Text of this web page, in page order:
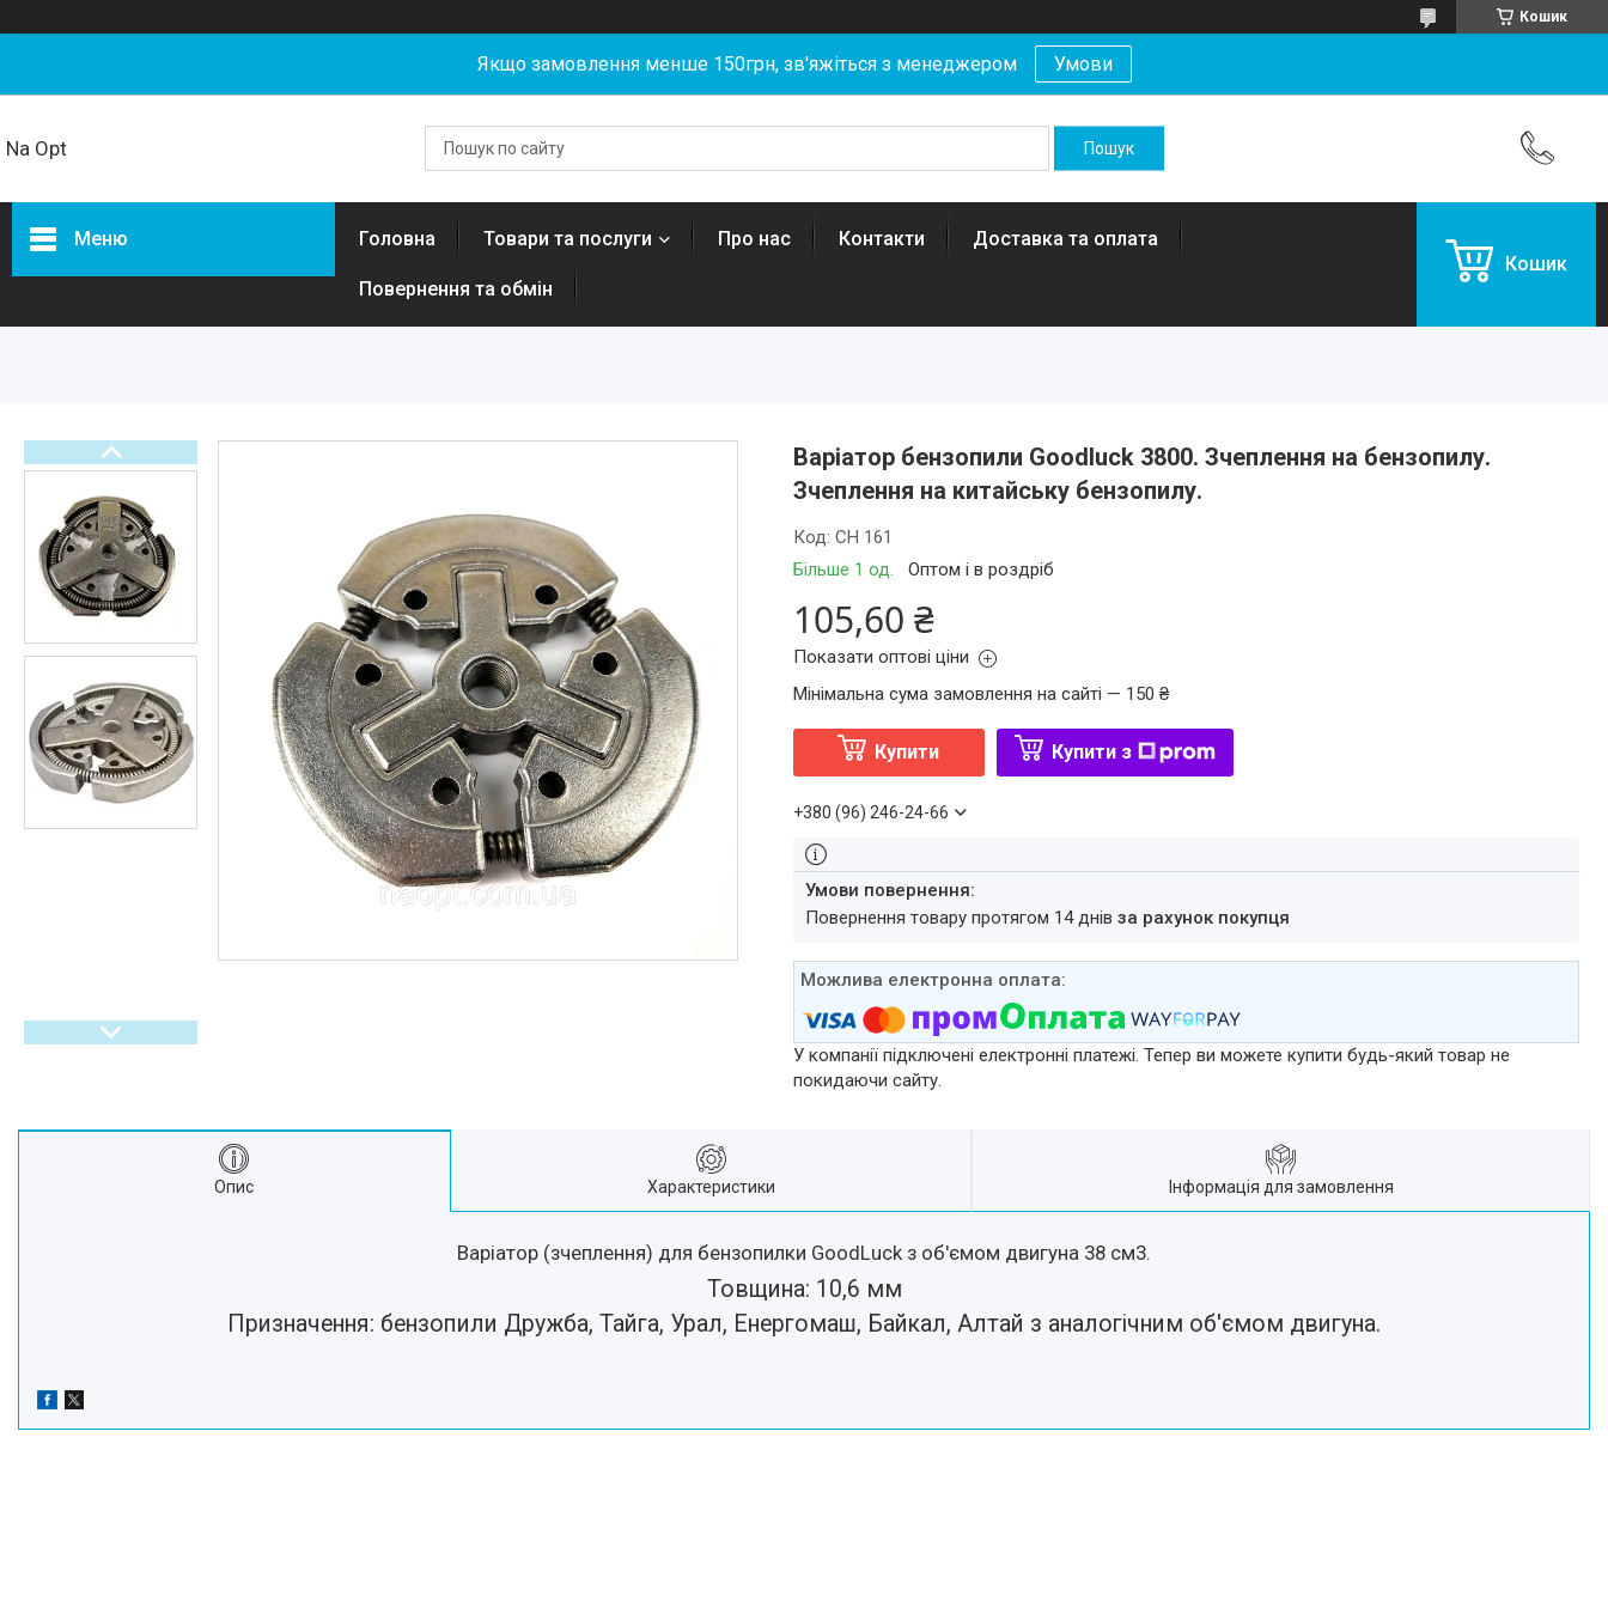
Кошик
Якщо замовлення менше 150грн, зв'яжіться з менеджером Умови
Na Opt
Меню
Риболовля
Бензозапчастини
Запчастини та комплектуючі
для електротехніки, самокатів,
гіроббордів, E-Bike.
Велосипеди,
Електровелосипеди Самокати
Велозапчастини. Велодетали.
Вело аксесуари. Вело
покришки. Вело камери. Вело
багажники. Вело світло.
Покришки і камери на дитячі
коляски
М'які іграшки
Головна Товари та послуги Про нас Контакти Доставка та оплата
Повернення та обмін
Кошик
Варіатор бензопили Goodluck 3800. Зчеплення на бензопилу.
Зчеплення на китайську бензопилу.
Більше 1 од. Оптом і в роздріб
Код: CH 161
105,60 ₴
Показати оптові ціни
Мінімальна сума замовлення на сайті — 150 ₴
Купити Купити з
+380 (96) 246-24-66
повернення товару протягом 14 днів за рахунок покупця
У компанії підключені електронні платежі. Тепер ви можете купити будь-який товар не
покидаючи сайту.
Опис Характеристики Інформація для замовлення
Варіатор (зчеплення) для бензопилки GoodLuck з об'ємом двигуна 38 см3.
Товщина: 10,6 мм
Призначення: бензопили Дружба, Тайга, Урал, Енергомаш, Байкал, Алтай з аналогічним об'ємом двигуна.